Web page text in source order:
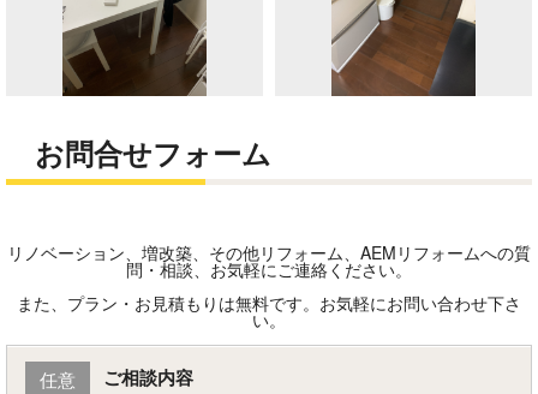
お問合せフォーム
リノベーション、増改築、その他リフォーム、AEMリフォームへの質
問・相談、お気軽にご連絡ください。
また、プラン・お見積もりは無料です。お気軽にお問い合わせ下さ
い。
任意 ご相談内容